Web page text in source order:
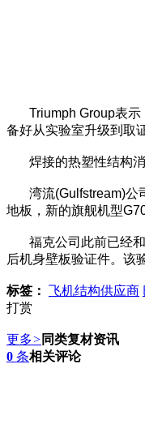
Triumph Group表示
备好从实验室升级到取
焊接的热塑性结构消
湾流(Gulfstream)公司
地板，新的旗舰机型
福克公司此前已经和
后机身壁板验证件。该
标签： 飞机结构供应商
打赏
更多> 同类复材资讯
0 条相关评论